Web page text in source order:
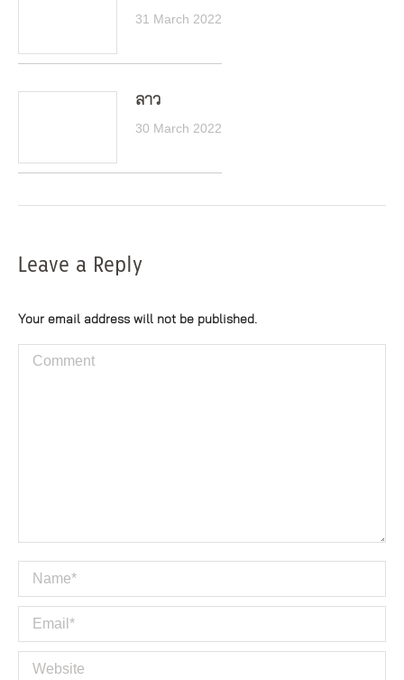
31 March 2022
ลาว
30 March 2022
Leave a Reply
Your email address will not be published.
Comment
Name *
Email *
Website